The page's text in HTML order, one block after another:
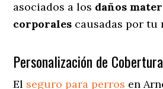
asociados a los daños
corporales causadas por tu
Personalización de
El seguro para perros en